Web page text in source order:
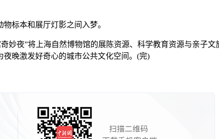
标本和展厅灯影之间入梦。
夜”将上海自然博物馆的展陈资源、科学教育资源与亲子文
晚激发好奇心的城市公共文化空间。(完)